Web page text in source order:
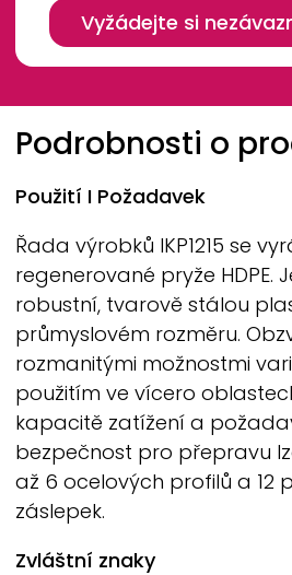
Vyžádejte si
Breadcrumb
Podrobnosti o
Použití I Požadavek
Řada výrobků IKP1215 se
regenerované pryže HDPE.
robustní, tvarově stálou
průmyslovém rozměru.
rozmanitými možnostmi
použitím ve vícero
kapacitě zatížení a
bezpečnost pro přepravu
až 6 ocelových profilů a 12
záslepek.
Zvláštní znaky